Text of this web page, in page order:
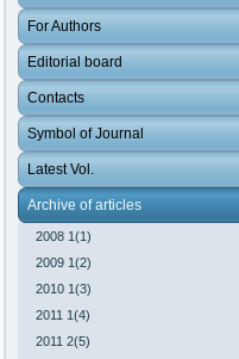
For Authors
Editorial board
Contacts
Symbol of Journal
Latest Vol.
Archive of articles
2008 1(1)
2009 1(2)
2010 1(3)
2011 1(4)
2011 2(5)